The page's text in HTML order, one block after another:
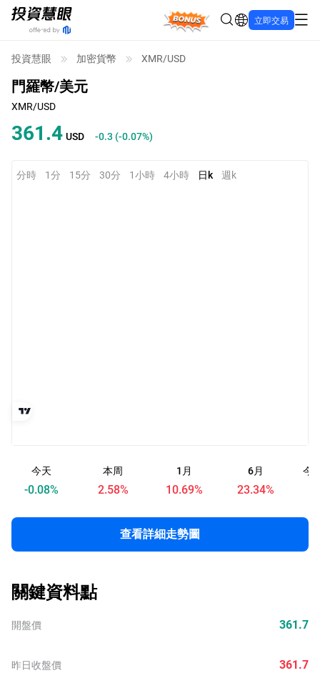
Bonus 立即交易
投資慧眼 加密貨幣 XMR/USD
門羅幣/美元
XMR/USD
361.4 USD -0.3 (-0.08%)
分時 1分 15分 30分 1小時 4小時 日k 週k
今天
-0.08%
本周
2.58%
1月
10.69%
6月
23.34%
今
查看詳細走勢圖
關鍵資料點
開盤價
昨日收盤價
361.7
361.7